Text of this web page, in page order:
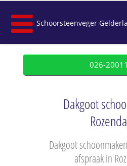
Schoorsteenveger
026-
Dakgoot
Dakgoot
afspraak in